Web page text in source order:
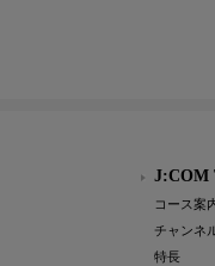
J:COM
コース案
チャンネ
特長